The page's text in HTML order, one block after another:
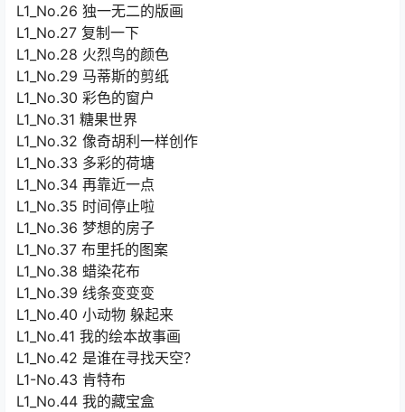
L1_No.26 独一无二的版画
L1_No.27 复制一下
L1_No.28 火烈鸟的颜色
L1_No.29 马蒂斯的剪纸
L1_No.30 彩色的窗户
L1_No.31 糖果世界
L1_No.32 像奇胡利一样创作
L1_No.33 多彩的荷塘
L1_No.34 再靠近一点
L1_No.35 时间停止啦
L1_No.36 梦想的房子
L1_No.37 布里托的图案
L1_No.38 蜡染花布
L1_No.39 线条变变变
L1_No.40 小动物 躲起来
L1_No.41 我的绘本故事画
L1_No.42 是谁在寻找天空？
L1-No.43 肯特布
L1_No.44 我的藏宝盒